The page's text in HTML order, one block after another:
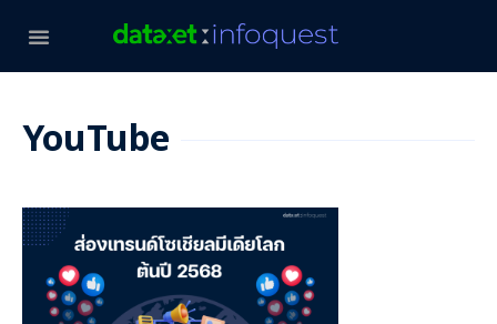
YouTube